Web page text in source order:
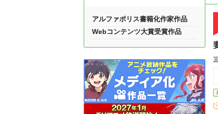
アルファポリス書籍化作家作品
Webコンテンツ大賞受賞作品